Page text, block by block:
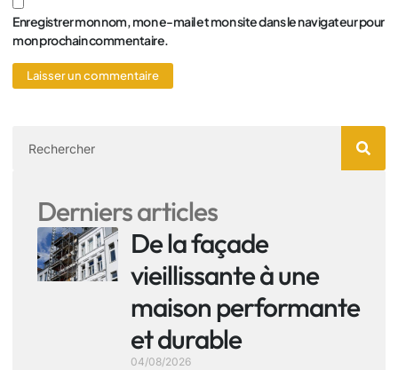
Enregistrer mon nom, mon e-mail et mon site dans le navigateur pour
mon prochain commentaire.
Derniers articles
De la façade
vieillissante à une
maison performante
et durable
04/08/2026